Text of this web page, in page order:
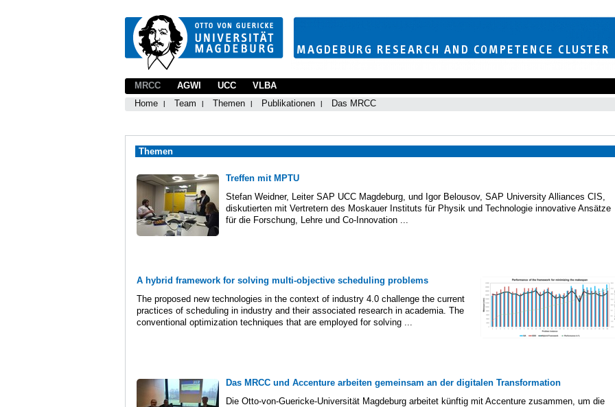
MRCC
Home
Team Themen Publikationen Das MRCC
AGWI UCC VLBA
Themen
Treffen mit MPTU
Stefan Weidner, Leiter SAP UCC Magdeburg, und Igor Belousov, SAP University Alliances CIS,
diskutierten mit Vertretern des Moskauer Instituts für Physik und Technologie innovative Ansätze
für die Forschung, Lehre und Co-Innovation ...
A hybrid framework for solving multi-objective scheduling problems
The proposed new technologies in the context of industry 4.0 challenge the current
practices of scheduling in industry and their associated research in academia. The
conventional optimization techniques that are employed for solving ...
Das MRCC und Accenture arbeiten gemeinsam an der digitalen Transformation
Die Otto-von-Guericke-Universität Magdeburg arbeitet künftig mit Accenture zusammen, um die